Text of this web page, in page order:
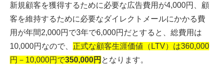
新規顧客を獲得するために必要な広告費用が4,000円、顧
客を維持するために必要なダイレクトメールにかかる費
用が年間2,000円で3年で6,000円だとすると、総費用は
10,000円なので、 正式な顧客生涯価値（LTV）は360,000
円－10,000円で350,000円 となります。